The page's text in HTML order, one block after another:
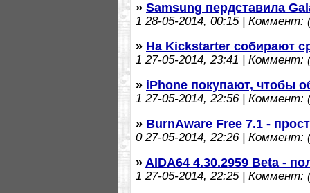
» Samsung пердставила
1 28-05-2014, 00:15 | Коммент:
» На Kickstarter собирают
1 27-05-2014, 23:41 | Коммент:
» iPhone покупают, чтобы
1 27-05-2014, 22:56 | Коммент:
» BurnAware Free 7.1 -
027-05-2014, 22:26 | Коммент:
» AIDA64 4.30.2959 Beta -
1 27-05-2014, 22:25 | Коммент: